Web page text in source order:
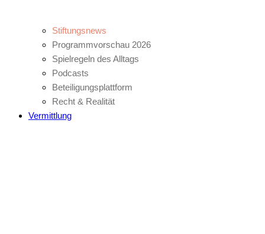
Stiftungsnews
Programmvorschau 2026
Spielregeln des Alltags
Podcasts
Beteiligungsplattform
Recht & Realität
Vermittlung